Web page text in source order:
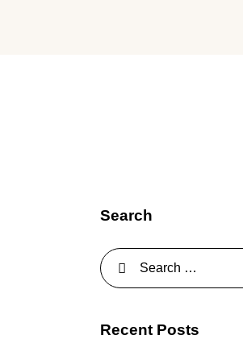
Search
Recent Posts